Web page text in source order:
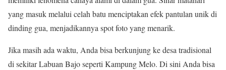
yang masuk melalui celah batu menciptakan efek pantulan unik di
dinding gua, menjadikannya spot foto yang menarik.
Jika masih ada waktu, Anda bisa berkunjung ke desa tradisional
di sekitar Labuan Bajo seperti Kampung Melo. Di sini Anda bisa